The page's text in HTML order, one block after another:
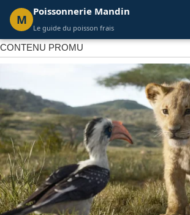
M
Poissonnerie Mandin
Le guide du poisson frais